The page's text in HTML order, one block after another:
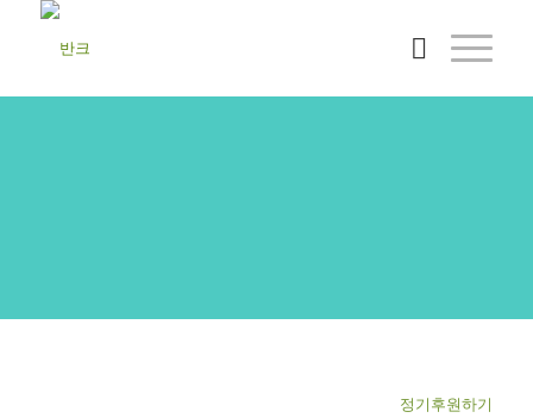
정기후원하기